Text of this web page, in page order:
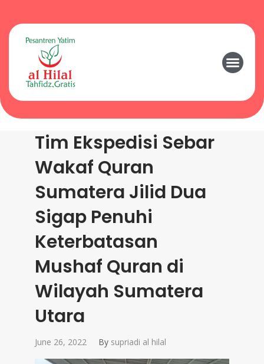
Tim Ekspedisi Sebar
Wakaf Quran
Sumatera Jilid Dua
Sigap Penuhi
Keterbatasan
Mushaf Quran di
Wilayah Sumatera
Utara
June 26, 2022 By supriadi al hilal